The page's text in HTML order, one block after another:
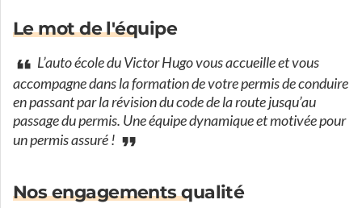
Le mot de l'équipe
L’auto école du Victor Hugo vous accueille et vous
accompagne dans la formation de votre permis de conduire
en passant par la révision du code de la route jusqu’au
passage du permis. Une équipe dynamique et motivée pour
un permis assuré !
Nos engagements qualité